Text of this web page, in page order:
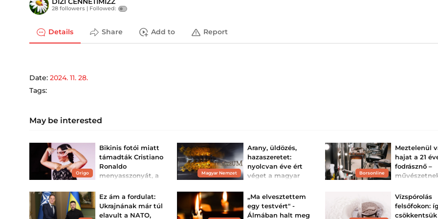
28 followers | Followed:
Details Share Add to Report
Date: 2024. 11. 28.
Tags:
May be interested
Origo
Bikinis fotói miatt
támadták Cristiano
Ronaldo
menyasszonyát, a
megszólalt
A bántó kommentek őt is
elbizonytalanítják.
Magyar Nemzet
Arany, üldözés,
hazaszeretet:
nyolcvan éve ért
véget a magyar
legmerészebb
akciója
Grammra pontosan
Borsonline
Meztelenül
hajat a 21
fodrásznő –
szomszédok
viszont
A 21 éves nő
Ez ám a fordulat:
Ukrajnának már túl
elavult a NATO,
„Ma elvesztettem
egy testvért" -
Álmában halt meg
Vízspórolás
felsőfokon:
csökkentsük